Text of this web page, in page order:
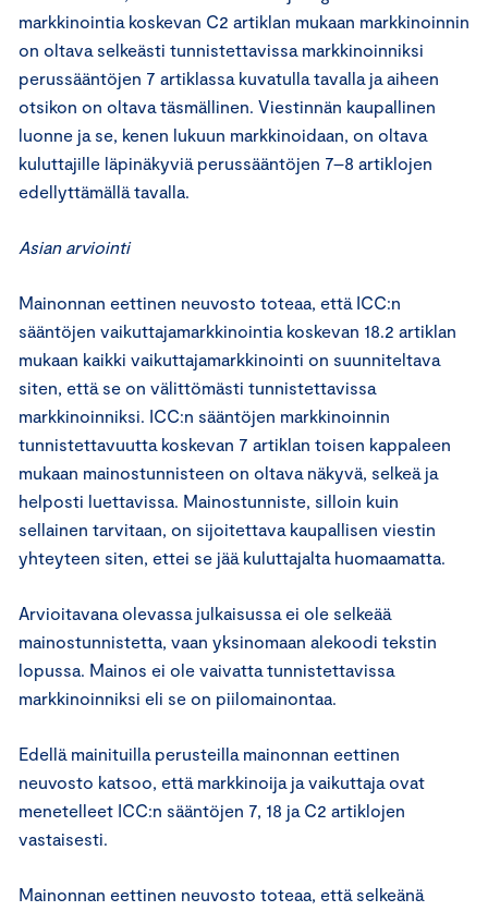
markkinointia koskevan C2 artiklan mukaan markkinoinnin
on oltava selkeästi tunnistettavissa markkinoinniksi
perussääntöjen 7 artiklassa kuvatulla tavalla ja aiheen
otsikon on oltava täsmällinen. Viestinnän kaupallinen
luonne ja se, kenen lukuun markkinoidaan, on oltava
kuluttajille läpinäkyviä perussääntöjen 7–8 artiklojen
edellyttämällä tavalla.
Asian arviointi
Mainonnan eettinen neuvosto toteaa, että ICC:n
sääntöjen vaikuttajamarkkinointia koskevan 18.2 artiklan
mukaan kaikki vaikuttajamarkkinointi on suunniteltava
siten, että se on välittömästi tunnistettavissa
markkinoinniksi. ICC:n sääntöjen markkinoinnin
tunnistettavuutta koskevan 7 artiklan toisen kappaleen
mukaan mainostunnisteen on oltava näkyvä, selkeä ja
helposti luettavissa. Mainostunniste, silloin kuin
sellainen tarvitaan, on sijoitettava kaupallisen viestin
yhteyteen siten, ettei se jää kuluttajalta huomaamatta.
Arvioitavana olevassa julkaisussa ei ole selkeää
mainostunnistetta, vaan yksinomaan alekoodi tekstin
lopussa. Mainos ei ole vaivatta tunnistettavissa
markkinoinniksi eli se on piilomainontaa.
Edellä mainituilla perusteilla mainonnan eettinen
neuvosto katsoo, että markkinoija ja vaikuttaja ovat
menetelleet ICC:n sääntöjen 7, 18 ja C2 artiklojen
vastaisesti.
Mainonnan eettinen neuvosto toteaa, että selkeänä